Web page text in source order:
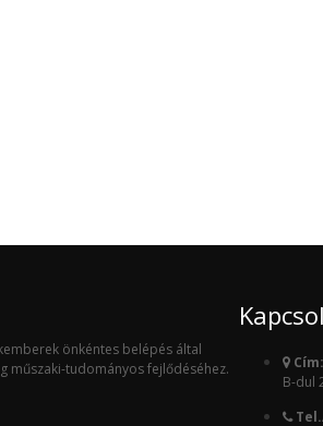
önkéntes belépés által
műszaki-tudományos fejlődéséhez.
Cím:
B-dul